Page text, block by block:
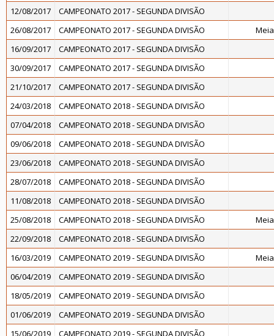
12/08/2017
CAMPEONATO 2017 - SEGUNDA DIVISÃO
26/08/2017
CAMPEONATO 2017 - SEGUNDA DIVISÃO
16/09/2017
CAMPEONATO 2017 - SEGUNDA DIVISÃO
30/09/2017
CAMPEONATO 2017 - SEGUNDA DIVISÃO
21/10/2017
CAMPEONATO 2017 - SEGUNDA DIVISÃO
24/03/2018
CAMPEONATO 2018 - SEGUNDA DIVISÃO
07/04/2018
CAMPEONATO 2018 - SEGUNDA DIVISÃO
09/06/2018
CAMPEONATO 2018 - SEGUNDA DIVISÃO
23/06/2018
CAMPEONATO 2018 - SEGUNDA DIVISÃO
28/07/2018
CAMPEONATO 2018 - SEGUNDA DIVISÃO
11/08/2018
CAMPEONATO 2018 - SEGUNDA DIVISÃO
25/08/2018
CAMPEONATO 2018 - SEGUNDA DIVISÃO
22/09/2018
CAMPEONATO 2018 - SEGUNDA DIVISÃO
16/03/2019
CAMPEONATO 2019 - SEGUNDA DIVISÃO
06/04/2019
CAMPEONATO 2019 - SEGUNDA DIVISÃO
18/05/2019
CAMPEONATO 2019 - SEGUNDA DIVISÃO
01/06/2019
CAMPEONATO 2019 - SEGUNDA DIVISÃO
15/06/2019
CAMPEONATO 2019 - SEGUNDA DIVISÃO